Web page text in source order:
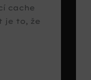
cache
je to, že